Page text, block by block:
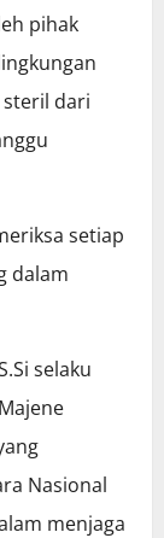
pihak
dari
setiap
dalam
selaku
Nasional
menjaga